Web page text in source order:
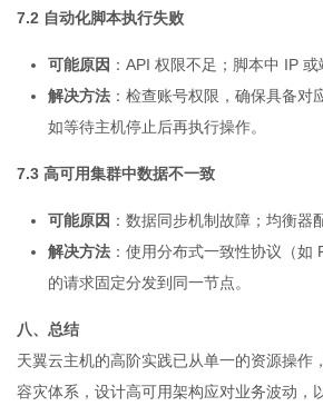
7.2 自动化脚本执行失败
可能原因 ：API 权限不足；脚本中 IP
解决方法 ：检查账号权限，确保具备
如等待主机停止后再执行操作。
7.3 高可用集群中数据不一致
可能原因 ：数据同步机制故障；均衡
解决方法 ：使用分布式一致性协议（
的请求固定分发到同一节点。
八、总结
天翼云主机的高阶实践已从单一的资源操作
容灾体系，设计高可用架构应对业务波动，